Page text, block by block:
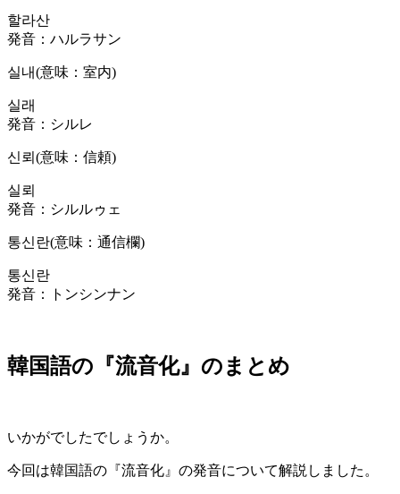
할라산
発音：ハルラサン
실내(意味：室内)
실래
発音：シルレ
신뢰(意味：信頼)
실뢰
発音：シルルゥェ
통신란(意味：通信欄)
통신란
発音：トンシンナン
韓国語の『流音化』のまとめ
いかがでしたでしょうか。
今回は韓国語の『流音化』の発音について解説しました。